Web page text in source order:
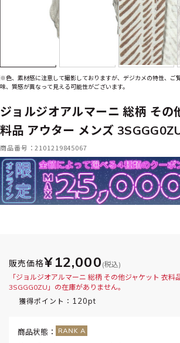
※色、素材感に注意して撮影しておりますが、デジカメの特性、ご
味、質感が異なって見える可能性がございます。
ジョルジオアルマーニ 総柄 その
料品 アウター メンズ
商品番号：2101219845067
販売価格¥12,000 (税込)
「ジョルジオアルマーニ 総柄 その他ジャケット 衣料
3SGGG0ZU」の在庫がありません。
獲得ポイント： 120pt
商品状態：